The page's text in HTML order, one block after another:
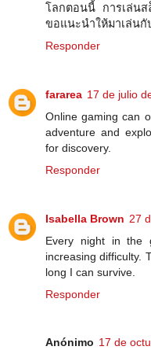
โลกตอนนี้ การเล่น
ขอแนะนำให้มาเล่นกั
Responder
fararea 17 de julio
Online gaming can
adventure and
for discovery.
Responder
Isabella Brown 27
Every night in the
increasing difficulty.
long I can survive.
Responder
Anónimo 17 de